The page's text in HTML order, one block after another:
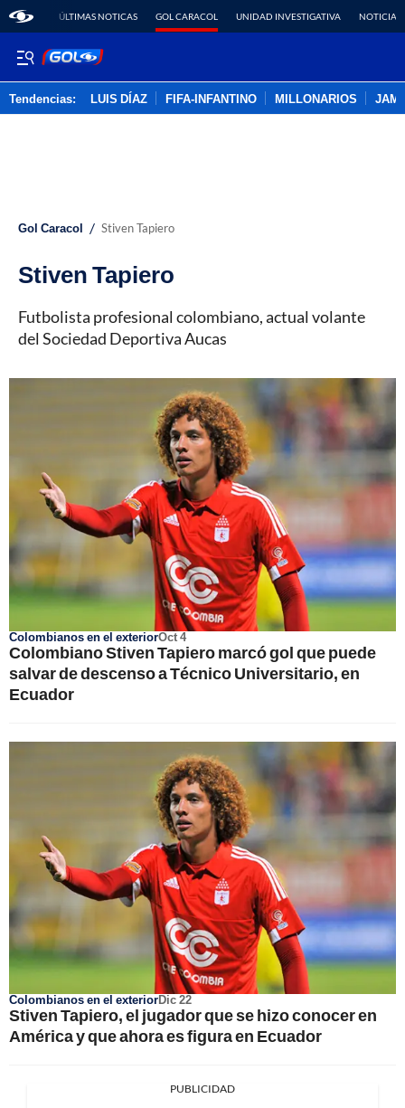
ÚLTIMAS NOTICAS GOL CARACOL UNIDAD INVESTIGATIVA NOTICIAS
Tendencias: LUIS DÍAZ FIFA-INFANTINO MILLONARIOS
Gol Caracol / Stiven Tapiero
Stiven Tapiero
Futbolista profesional colombiano, actual volante
del Sociedad Deportiva Aucas
Colombianos en el exteriorOct 4
Colombiano Stiven Tapiero marcó gol que puede
salvar de descenso a Técnico Universitario, en
Ecuador
Colombianos en el exteriorDic 22
Stiven Tapiero, el jugador que se hizo conocer en
América y que ahora es figura en Ecuador
PUBLICIDAD